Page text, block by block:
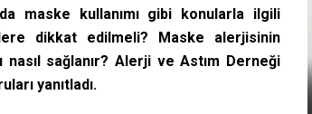
maske kullanımı gibi konularla ilgili
dikkat edilmeli? Maske alerjisinin
sağlanır? Alerji ve Astım Derneği
yanıtladı.